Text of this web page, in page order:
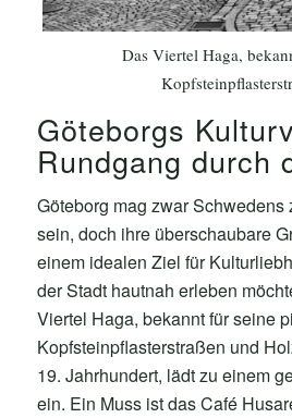
Das Viertel Haga,
Göteborgs
Rundgang durch
Göteborg mag zwar Schwedens
sein, doch ihre überschaubare
einem idealen Ziel für
der Stadt hautnah erleben
Viertel Haga, bekannt für seine
Kopfsteinpflasterstraßen und
19. Jahrhundert, lädt zu einem
ein. Ein Muss ist das Café